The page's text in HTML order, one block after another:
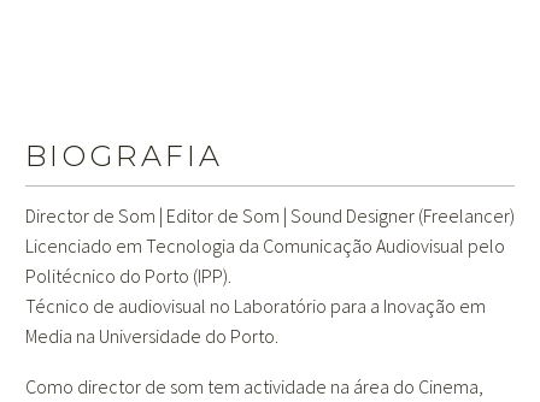
BIOGRAFIA
Director de Som | Editor de Som | Sound Designer (Freelancer)
Licenciado em Tecnologia da Comunicação Audiovisual pelo
Politécnico do Porto (IPP).
Técnico de audiovisual no Laboratório para a Inovação em
Media na Universidade do Porto.
Como director de som tem actividade na área do Cinema,